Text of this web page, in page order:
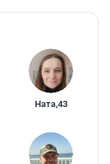
Ната,43